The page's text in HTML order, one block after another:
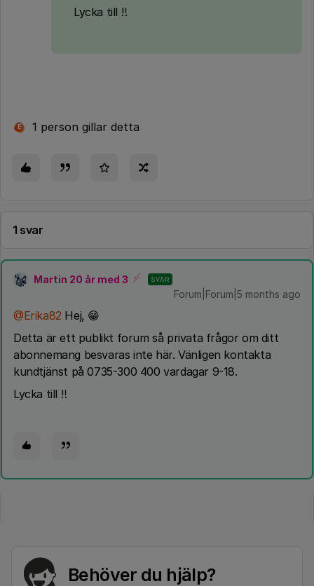
Lycka till ‼️
E 1 person gillar detta
1 svar
Martin 20 år med 3 SVAR
Forum|Forum|5 months ago
@Erika82 Hej, 😁
Detta är ett publikt forum så privata frågor om ditt
abonnemang besvaras inte här. Vänligen kontakta
kundtjänst på 0735-300 400 vardagar 9-18.
Lycka till ‼️
Behöver du hjälp?